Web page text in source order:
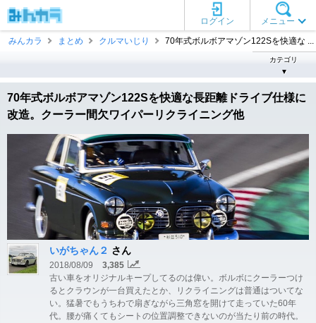
メニュー
ログイン
みんカラ
まとめ クルマいじり 70年式ボルボアマゾン122Sを快適な ...
カテゴリ
▼
70年式ボルボアマゾン122Sを快適な長距離ドライブ仕様に
改造。クーラー間欠ワイパーリクライニング他
いがちゃん２ さん
2018/08/09
3,385
古い車をオリジナルキープしてるのは偉い。ボルボにクーラーつけ
るとクラウンが一台買えたとか、リクライニングは普通はついてな
い。猛暑でもうちわで扇ぎながら三角窓を開けて走っていた60年
代。腰が痛くてもシートの位置調整できないのが当たり前の時代。